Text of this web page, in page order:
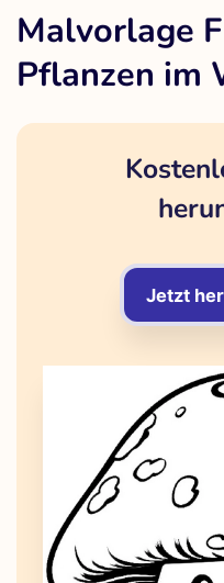
Malvorlage
Pflanzen im
Jetzt